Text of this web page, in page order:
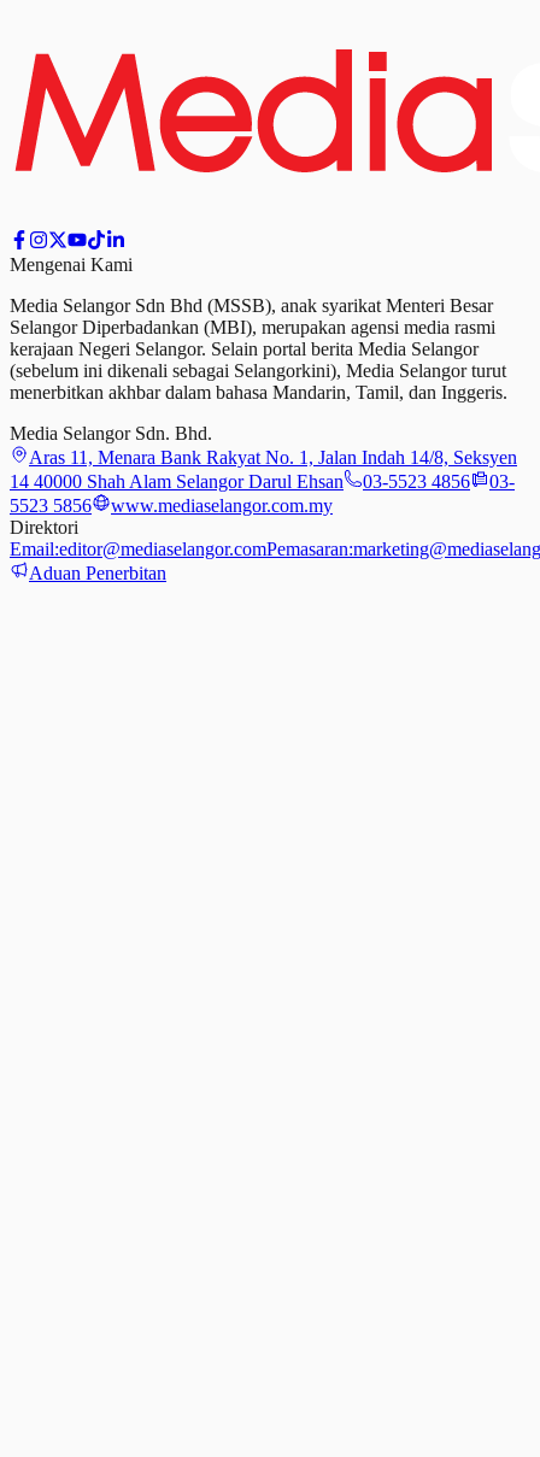
Mengenai Kami
Media Selangor Sdn Bhd (MSSB), anak syarikat Menteri Besar
Selangor Diperbadankan (MBI), merupakan agensi media rasmi
kerajaan Negeri Selangor. Selain portal berita Media Selangor
(sebelum ini dikenali sebagai Selangorkini), Media Selangor turut
menerbitkan akhbar dalam bahasa Mandarin, Tamil, dan Inggeris.
Media Selangor Sdn. Bhd.
Aras 11, Menara Bank Rakyat No. 1, Jalan Indah 14/8, Seksyen
14 40000 Shah Alam Selangor Darul Ehsan
03-5523 4856
03-
5523 5856
www.mediaselangor.com.my
Direktori
Email:editor@mediaselangor.comPemasaran:
Aduan Penerbitan